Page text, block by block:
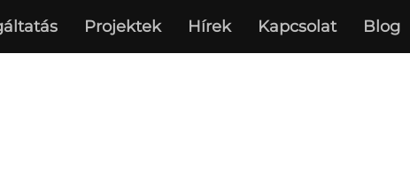
Projektek Hírek Kapcsolat Blog